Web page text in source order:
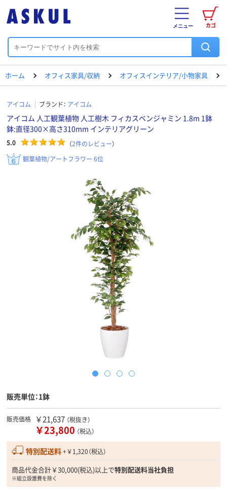
カゴ
メニュー
ホーム オフィス家具/収納 オフィスインテリア/小物家具
アイコム ブランド： アイコム
アイコム 人工観葉植物 人工樹木 フィカスベンジャミン 1.8m 1鉢
鉢:直径300×高さ310mm インテリアグリーン
5.0 （2件のレビュー）
観葉植物/アートフラワー 6位
販売単位：1鉢
販売価格 ￥21,637 （税抜き）
￥23,800 （税込）
特別配送料+￥1,320（税込）
商品代金合計￥30,000(税込)以上で特別配送料当社負担
※組立設置費を除く